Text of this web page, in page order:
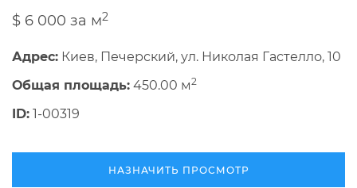
$ 6 000 за м2
Адрес: Киев, Печерский, ул. Николая Гастелло, 10
Общая площадь: 450.00 м2
ID: 1-00319
НАЗНАЧИТЬ ПРОСМОТР